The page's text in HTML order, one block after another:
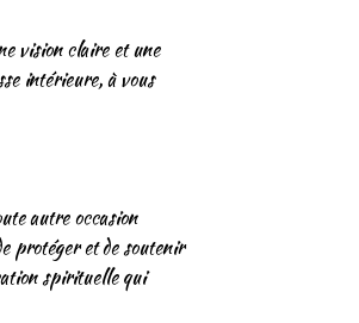
vision claire et une
intérieure, à vous
autre occasion
protéger et de soutenir
spirituelle qui